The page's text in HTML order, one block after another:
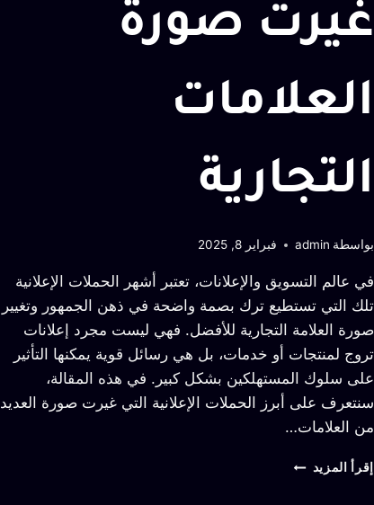
غيرت صورة
العلامات
التجارية
بواسطة admin فبراير 8, 2025
في عالم التسويق والإعلانات، تعتبر أشهر الحملات الإعلانية
تلك التي تستطيع ترك بصمة واضحة في ذهن الجمهور وتغيير
صورة العلامة التجارية للأفضل. فهي ليست مجرد إعلانات
تروج لمنتجات أو خدمات، بل هي رسائل قوية يمكنها التأثير
على سلوك المستهلكين بشكل كبير. في هذه المقالة،
سنتعرف على أبرز الحملات الإعلانية التي غيرت صورة العديد
من العلامات…
إقرأ المزيد